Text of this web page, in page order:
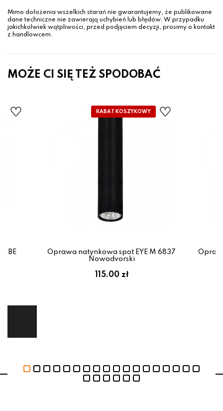
Mimo dołożenia wszelkich starań nie gwarantujemy, że publikowane
dane techniczne nie zawierają uchybień lub błędów. W przypadku
jakichkolwiek wątpliwości, przed podjęciem decyzji, prosimy o kontakt
z handlowcem.
MOŻE CI SIĘ TEŻ SPODOBAĆ
Oprawa natynkowa spot EYE M 6837
Nowodvorski
115.00 zł